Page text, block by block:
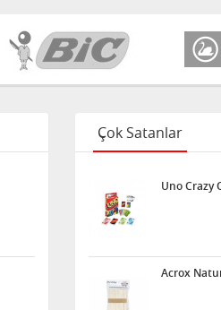
Çok Satanlar
Uno Crazy